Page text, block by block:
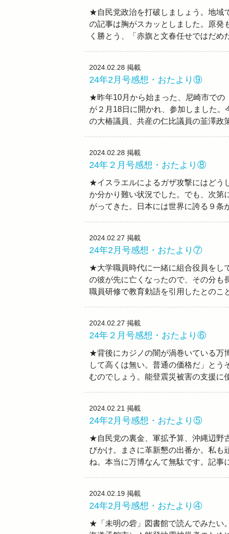
★自民党政治を打破しましょう。地域
の記事は胸がスカッとしました。原発
く勝とう、「赤旗と文春任せではだめ
2024.02.28 掲載
24年2月号感想・おたより⑨
★昨年10月から始まった、尼崎市で
が２月18日に開かれ、参加しました
の大椿議員、共産の仁比議員の韮澤政
2024.02.28 掲載
24年２月号感想・おたより⑧
★イスラエルによるガザ攻撃にはどう
か分かり難い状況でした。でも、次第
がってきた。日本には世界に誇る９条
2024.02.27 掲載
24年2月号感想・おたより⑦
★大学職員時代に一緒に組合役員をし
の彼が先に亡くなったので、その分も
職員研修で教育勅語を引用したとのこ
2024.02.27 掲載
24年２月号感想・おたより⑥
★背後にカジノの闇が渦巻いている万
して高くは無い。普通の価格だ」と
むのでしょう。能登震災被害の支援に
2024.02.21 掲載
24年2月号感想・おたより⑤
★自民党の裏金、軍拡予算、沖縄辺野
びかけ。まさに革新懇の出番か。私
ね。本当に万博なんて無駄です。記事
2024.02.19 掲載
24年2月号感想・おたより④
★「未明の砦」図書館で読んでみたい